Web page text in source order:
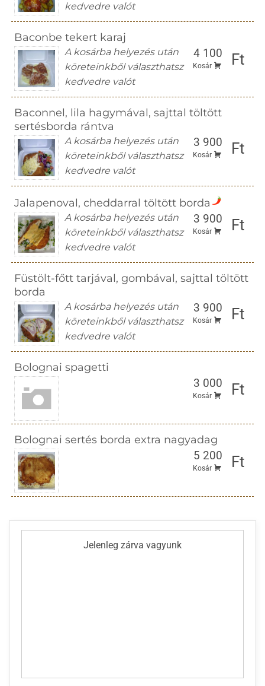
kedvedre valót
Baconbe tekert karaj
4 100
Kosár Ft
A kosárba helyezés után
köreteinkből választhatsz
kedvedre valót
Baconnel, lila hagymával, sajttal töltött
sertésborda rántva
3 900
Kosár Ft
A kosárba helyezés után
köreteinkből választhatsz
kedvedre valót
Jalapenoval, cheddarral töltött borda
3 900
Kosár Ft
A kosárba helyezés után
köreteinkből választhatsz
kedvedre valót
Füstölt-főtt tarjával, gombával, sajttal töltött
borda
3 900
Kosár Ft
A kosárba helyezés után
köreteinkből választhatsz
kedvedre valót
Bolognai spagetti
3 000
Kosár Ft
Bolognai sertés borda extra nagyadag
5 200
Kosár Ft
Jelenleg zárva vagyunk